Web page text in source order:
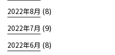
2022年8月 (8)
2022年7月 (9)
2022年6月 (8)